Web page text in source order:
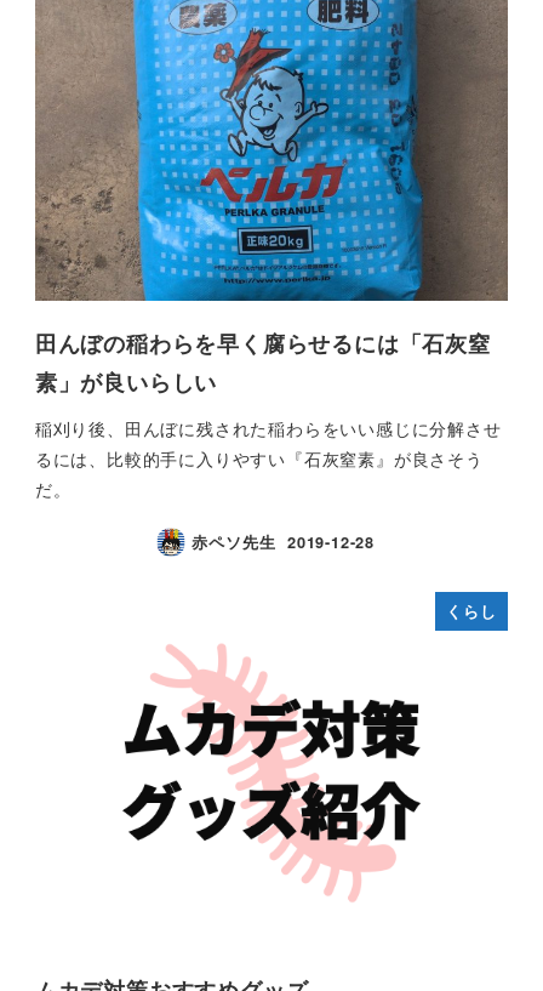
田んぼの稲わらを早く腐らせるには「石灰窒
素」が良いらしい
稲刈り後、田んぼに残された稲わらをいい感じに分解させ
るには、比較的手に入りやすい『石灰窒素』が良さそう
だ。
赤ペソ先生 2019-12-28
くらし